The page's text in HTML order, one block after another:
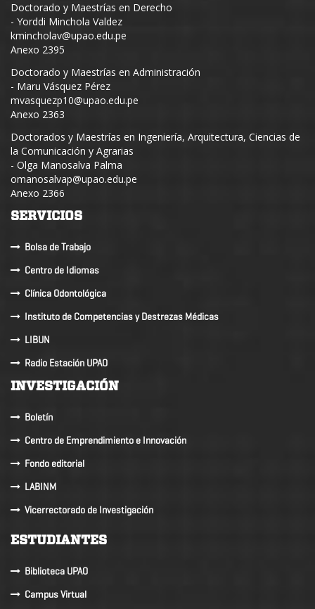
Doctorado y Maestrías en Derecho
- Yorddi Minchola Valdez
kmincholav@upao.edu.pe
Anexo 2395
Doctorado y Maestrías en Administración
- Maru Vásquez Pérez
mvasquezp10@upao.edu.pe
Anexo 2363
Doctorados y Maestrías en Ingeniería, Arquitectura, Ciencias de
la Comunicación y Agrarias
- Olga Manosalva Palma
omanosalvap@upao.edu.pe
Anexo 2366
SERVICIOS
Bolsa de Trabajo
Centro de Idiomas
Clínica Odontológica
Instituto de Competencias y Destrezas Médicas
LIBUN
Radio Estación UPAO
INVESTIGACIÓN
Boletín
Centro de Emprendimiento e Innovación
Fondo editorial
LABINM
Vicerrectorado de Investigación
ESTUDIANTES
Biblioteca UPAO
Campus Virtual